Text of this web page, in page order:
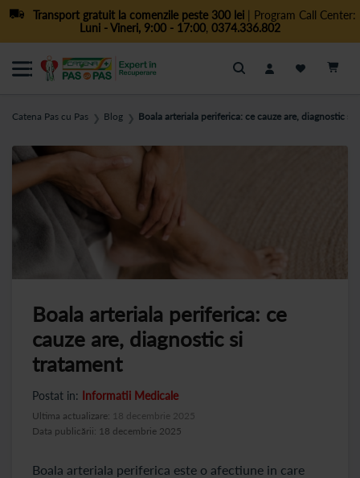
Transport gratuit la comenzile peste 300 lei| Program Call Center:
Luni - Vineri, 9:00 - 17:00, 0374.336.802
Cautare
Catena Pas cu Pas ❯ Blog ❯ Boala arteriala periferica: ce cauze are, diagnostic si
Boala arteriala periferica: ce
cauze are, diagnostic si
tratament
Postat in: Informatii Medicale
Data publicării: 18 decembrie 2025
Ultima actualizare: 18 decembrie 2025
Boala arteriala periferica este o afectiune in care